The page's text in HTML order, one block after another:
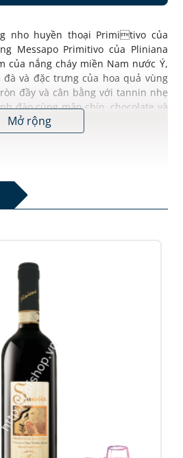
nho huyền thoại Primitivo của
Messapo Primitivo của Pliniana
của nắng cháy miền Nam nước Ý,
và đặc trưng của hoa quả vùng
đầy và cân bằng với tannin nhẹ
đào cùng mận chín, chocolate và
mại quyến rũ và thanh lịch rất
số ít những nhà làm vang hiện
thịt bò, thịt cừu hầm hoặc nướng
Mở rộng